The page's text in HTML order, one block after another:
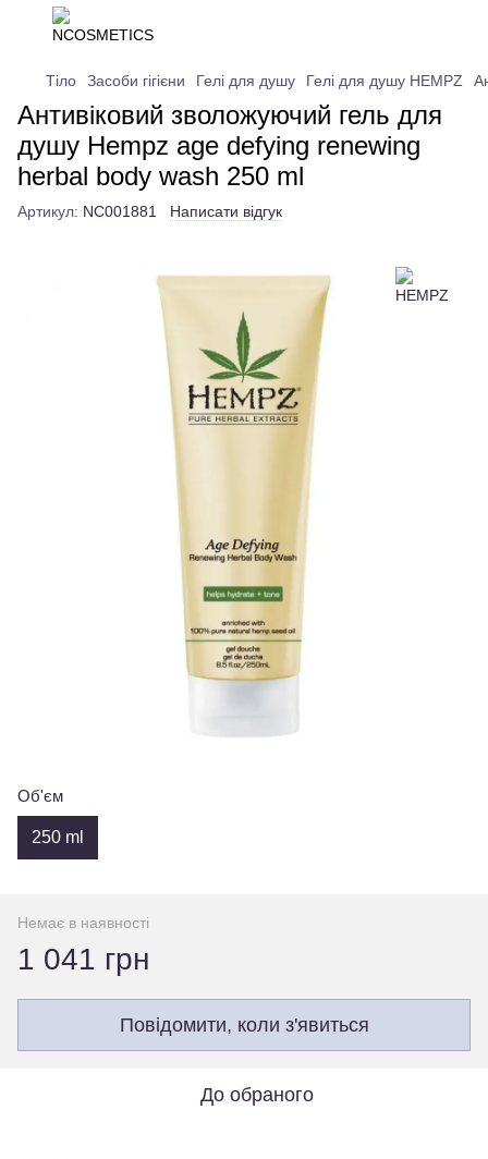
Тіло Засоби гігієни Гелі для душу Гелі для душу HEMPZ
Антивіковий зволожуючий гель для
душу Hempz age defying renewing
herbal body wash 250 ml
Артикул: NC001881 Написати відгук
Об'єм
250 ml
Немає в наявності
1 041 грн
Повідомити, коли з'явиться
До обраного